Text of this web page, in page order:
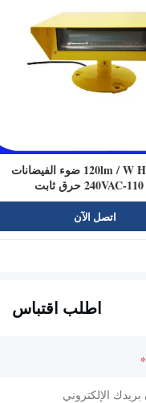
120lm / W Heliport LED ضوء الفيضانات
اتصل الآن
اطلب اقتباس
*